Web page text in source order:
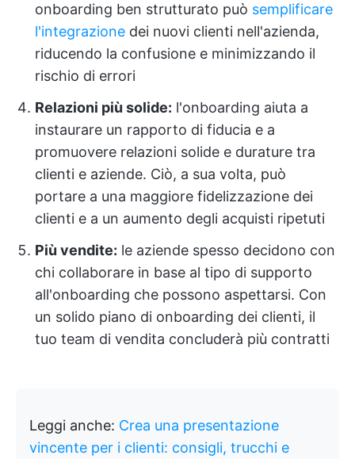
onboarding ben strutturato può semplificare
l'integrazione dei nuovi clienti nell'azienda,
riducendo la confusione e minimizzando il
rischio di errori
Relazioni più solide: l'onboarding aiuta a
instaurare un rapporto di fiducia e a
promuovere relazioni solide e durature tra
clienti e aziende. Ciò, a sua volta, può
portare a una maggiore fidelizzazione dei
clienti e a un aumento degli acquisti ripetuti
Più vendite: le aziende spesso decidono con
chi collaborare in base al tipo di supporto
all'onboarding che possono aspettarsi. Con
un solido piano di onboarding dei clienti, il
tuo team di vendita concluderà più contratti
Leggi anche: Crea una presentazione
vincente per i clienti: consigli, trucchi e